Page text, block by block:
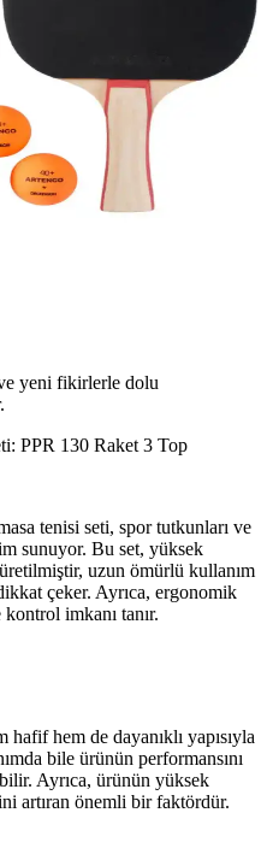
yeni fikirlerle dolu
PPR 130 Raket 3 Top
tenisi seti, spor tutkunları ve
sunuyor. Bu set, yüksek
uzun ömürlü kullanım
çeker. Ayrıca, ergonomik
kontrol imkanı tanır.
hem de dayanıklı yapısıyla
bile ürünün performansını
Ayrıca, ürünün yüksek
artıran önemli bir faktördür.